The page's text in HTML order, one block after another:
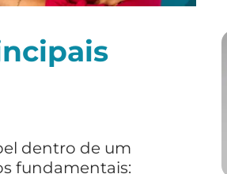
dentro de um
fundamentais: